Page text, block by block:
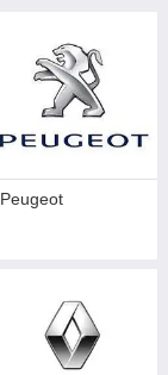
Peugeot